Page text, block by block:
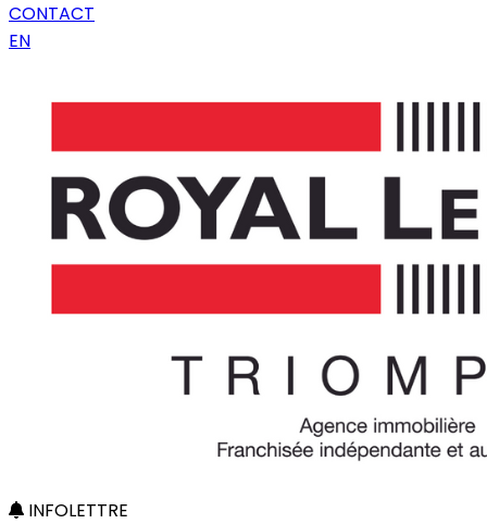
CONTACT
EN
INFOLETTRE